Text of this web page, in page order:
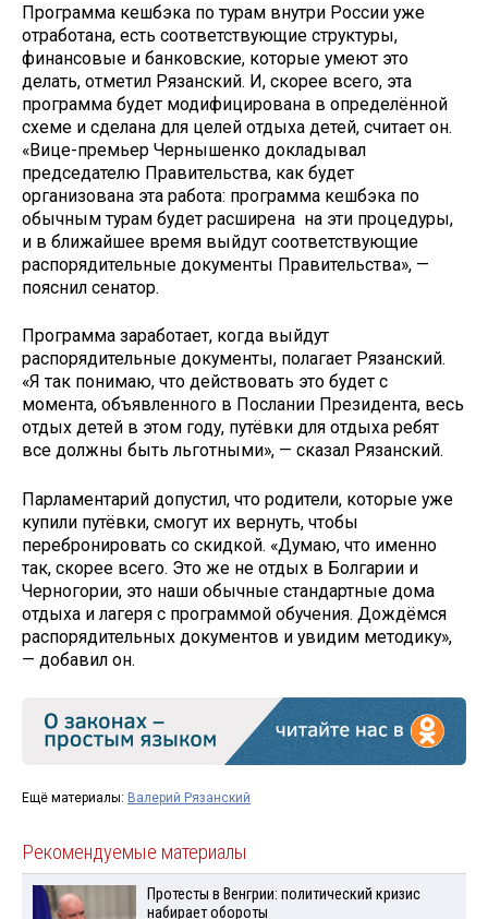
Программа кешбэка по турам внутри России уже
отработана, есть соответствующие структуры,
финансовые и банковские, которые умеют это
делать, отметил Рязанский. И, скорее всего, эта
программа будет модифицирована в определённой
схеме и сделана для целей отдыха детей, считает он.
«Вице-премьер Чернышенко докладывал
председателю Правительства, как будет
организована эта работа: программа кешбэка по
обычным турам будет расширена на эти процедуры,
и в ближайшее время выйдут соответствующие
распорядительные документы Правительства», —
пояснил сенатор.
Программа заработает, когда выйдут
распорядительные документы, полагает Рязанский.
«Я так понимаю, что действовать это будет с
момента, объявленного в Послании Президента, весь
отдых детей в этом году, путёвки для отдыха ребят
все должны быть льготными», — сказал Рязанский.
Парламентарий допустил, что родители, которые уже
купили путёвки, смогут их вернуть, чтобы
перебронировать со скидкой. «Думаю, что именно
так, скорее всего. Это же не отдых в Болгарии и
Черногории, это наши обычные стандартные дома
отдыха и лагеря с программой обучения. Дождёмся
распорядительных документов и увидим методику»,
— добавил он.
Ещё материалы: Валерий Рязанский
Рекомендуемые материалы
Протесты в Венгрии: политический кризис
набирает обороты